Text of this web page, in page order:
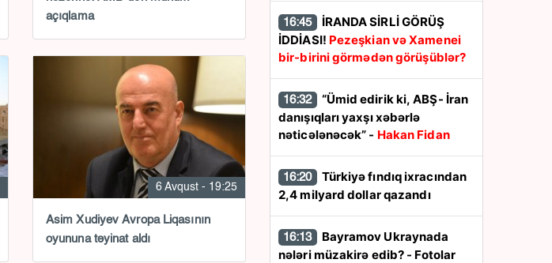
açıqlama
6 Avqust - 19:25
Asim Xudiyev Avropa Liqasının
oyununa təyinat aldı
16:45
İDDİASI! Pezeşkian və Xamenei
bir-birini görmədən görüşüblər?
16:32
danışıqları yaxşı xəbərlə
nəticələnəcək” - Hakan Fidan
16:20
2,4 milyard dollar qazandı
16:13
nələri müzakirə edib? - Fotolar